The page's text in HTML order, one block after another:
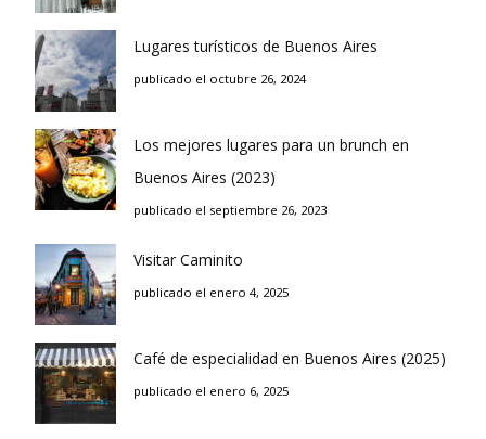
Lugares turísticos de Buenos Aires
publicado el octubre 26, 2024
Los mejores lugares para un brunch en
Buenos Aires (2023)
publicado el septiembre 26, 2023
Visitar Caminito
publicado el enero 4, 2025
Café de especialidad en Buenos Aires (2025)
publicado el enero 6, 2025